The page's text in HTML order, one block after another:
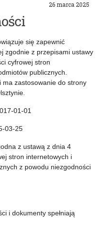
26 marca 2025
się zapewnić
zgodnie z przepisami ustawy
cyfrowej stron
publicznych.
ma zastosowanie do strony
01-01
03-25
z ustawą z dnia 4
stron internetowych i
z powodu niezgodności
i dokumenty spełniają